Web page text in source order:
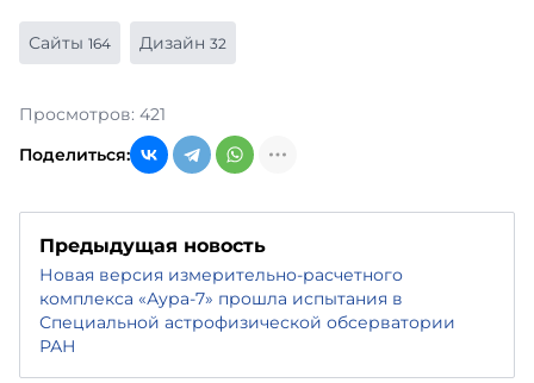
Сайты 164 Дизайн 32
Просмотров: 421
Поделиться:
Предыдущая новость
Новая версия измерительно-расчетного
комплекса «Аура-7» прошла испытания в
Специальной астрофизической обсерватории
РАН